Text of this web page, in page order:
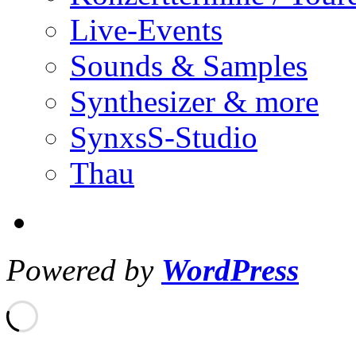
Live-Events
Sounds & Samples
Synthesizer & more
SynxsS-Studio
Thau
Powered by WordPress